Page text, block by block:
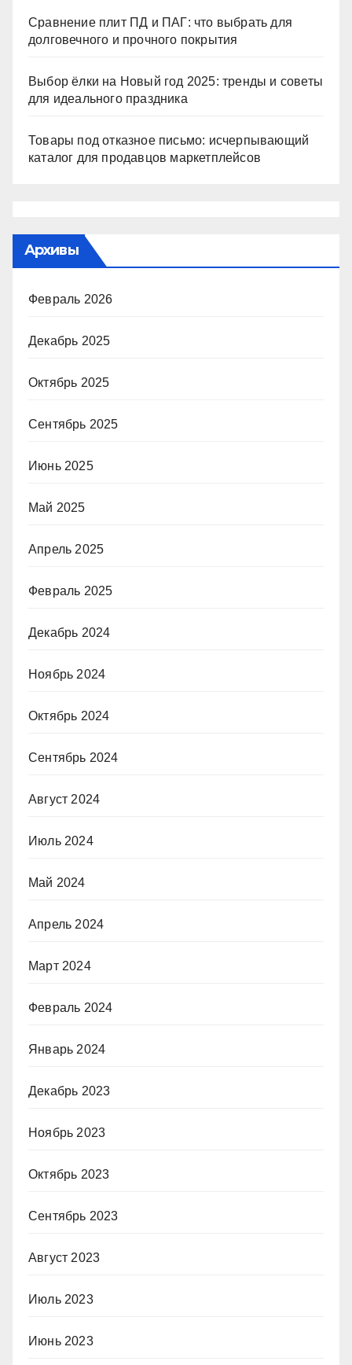
Сравнение плит ПД и ПАГ: что выбрать для
долговечного и прочного покрытия
Выбор ёлки на Новый год 2025: тренды и советы
для идеального праздника
Товары под отказное письмо: исчерпывающий
каталог для продавцов маркетплейсов
Архивы
Февраль 2026
Декабрь 2025
Октябрь 2025
Сентябрь 2025
Июнь 2025
Май 2025
Апрель 2025
Февраль 2025
Декабрь 2024
Ноябрь 2024
Октябрь 2024
Сентябрь 2024
Август 2024
Июль 2024
Май 2024
Апрель 2024
Март 2024
Февраль 2024
Январь 2024
Декабрь 2023
Ноябрь 2023
Октябрь 2023
Сентябрь 2023
Август 2023
Июль 2023
Июнь 2023